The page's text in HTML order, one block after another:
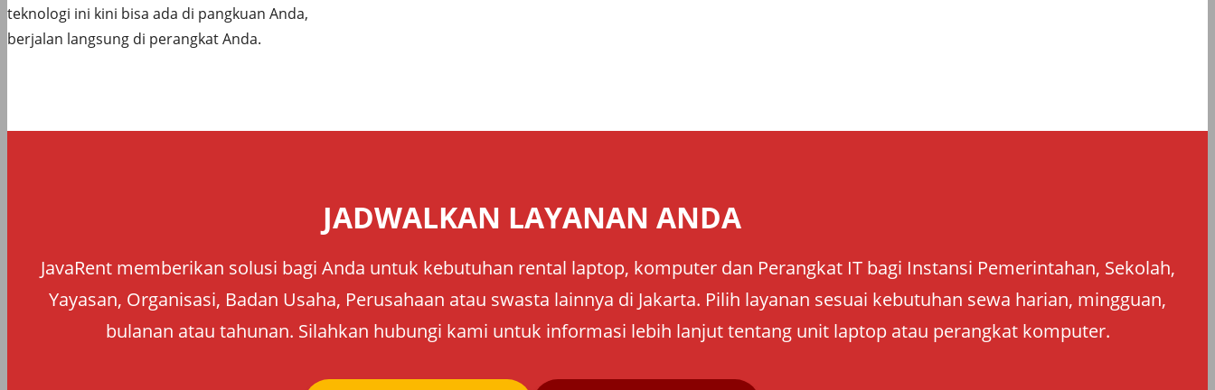
teknologi ini kini bisa ada di pangkuan Anda,
berjalan langsung di perangkat Anda.
JADWALKAN LAYANAN ANDA
JavaRent memberikan solusi bagi Anda untuk kebutuhan rental laptop, komputer dan Perangkat IT bagi Instansi Pemerintahan, Sekolah,
Yayasan, Organisasi, Badan Usaha, Perusahaan atau swasta lainnya di Jakarta. Pilih layanan sesuai kebutuhan sewa harian, mingguan,
bulanan atau tahunan. Silahkan hubungi kami untuk informasi lebih lanjut tentang unit laptop atau perangkat komputer.